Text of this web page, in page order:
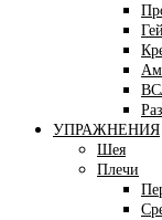
УПРАЖНЕНИЯ
Шея
Плечи